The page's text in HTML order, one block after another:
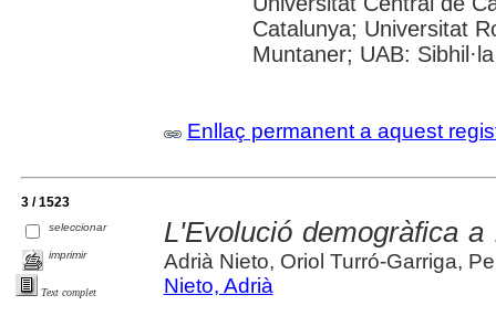
Catalunya; Universitat
Muntaner; UAB: Sibhil·la
Enllaç permanent a aquest
3 / 1523
seleccionar
imprimir
Text complet
L'Evolució demogràfica
Adrià Nieto, Oriol Turró-Garriga,
Nieto, Adrià